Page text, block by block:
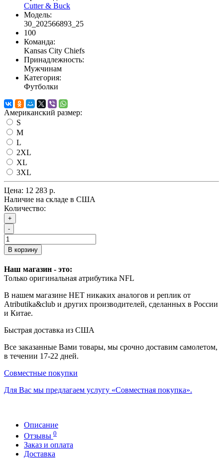
Cutter & Buck
Модель:
30_202566893_25
100
Команда:
Kansas City Chiefs
Принадлежность:
Мужчинам
Категория:
Футболки
Американский размер:
S
M
L
2XL
XL
3XL
Цена: 12 283 р.
Наличие на складе в США
Количество:
+
-
В корзину
Наш магазин - это:
Только оригинальная атрибутика NFL
В нашем магазине НЕТ никаких аналогов и реплик от
Atributika&club и других производителей, сделанных в России
и Китае.
Быстрая доставка из США
Все заказанные Вами товары, мы срочно доставим самолетом,
в течении 17-22 дней.
Совместные покупки
Для Вас мы предлагаем услугу «Совместная покупка».
Описание
Отзывы 0
Заказ и оплата
Доставка